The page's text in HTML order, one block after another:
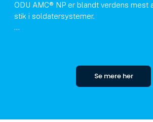
ODU AMC® NP er blandt verdens mest
stik i soldatersystemer.
Se mere her